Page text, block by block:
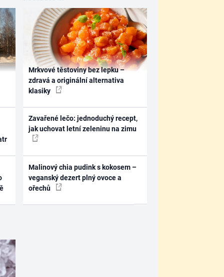
Mrkvové těstoviny bez lepku –
zdravá a originální alternativa
klasiky
Zavařené lečo: jednoduchý recept,
jak uchovat letní zeleninu na zimu
Malinový chia pudink s kokosem –
veganský dezert plný ovoce a
ořechů